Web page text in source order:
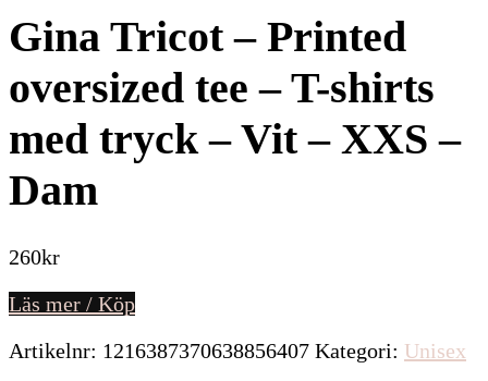
Gina Tricot – Printed
oversized tee – T-shirts
med tryck – Vit – XXS –
Dam
260kr
Läs mer / Köp
Artikelnr: 1216387370638856407 Kategori: Unisex